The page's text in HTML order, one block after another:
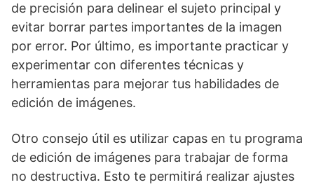
de precisión para delinear el sujeto principal y
evitar ‍borrar partes importantes de la imagen‍
por error. Por último, es importante practicar y
experimentar con diferentes técnicas y
herramientas⁤ para mejorar tus habilidades de
‍edición de imágenes.
Otro consejo útil es⁣ utilizar capas en tu programa
de edición de imágenes para trabajar de forma
no destructiva.⁤ Esto te permitirá⁢ realizar ajustes